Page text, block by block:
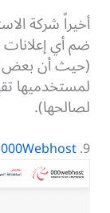
أخيراً شركة
(حيث أن بعض
لمستخدميها
لصالحها).
9.
000Webhost